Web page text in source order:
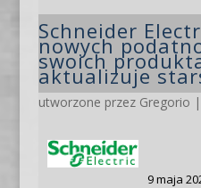
Schneider
nowych
swoich
aktualizuje
utworzone przez Gregorio |
9 maja